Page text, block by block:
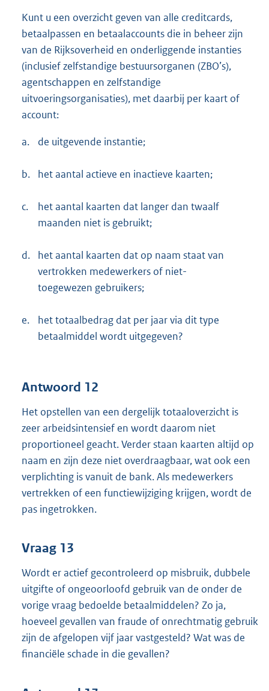
Kunt u een overzicht geven van alle creditcards,
betaalpassen en betaalaccounts die in beheer zijn
van de Rijksoverheid en onderliggende instanties
(inclusief zelfstandige bestuursorganen (ZBO’s),
agentschappen en zelfstandige
uitvoeringsorganisaties), met daarbij per kaart of
account:
a. de uitgevende instantie;
b. het aantal actieve en inactieve kaarten;
c.
het aantal kaarten dat langer dan twaalf
maanden niet is gebruikt;
d.
het aantal kaarten dat op naam staat van
vertrokken medewerkers of niet-
toegewezen gebruikers;
e.
het totaalbedrag dat per jaar via dit type
betaalmiddel wordt uitgegeven?
Antwoord 12
Het opstellen van een dergelijk totaaloverzicht is
zeer arbeidsintensief en wordt daarom niet
proportioneel geacht. Verder staan kaarten altijd op
naam en zijn deze niet overdraagbaar, wat ook een
verplichting is vanuit de bank. Als medewerkers
vertrekken of een functiewijziging krijgen, wordt de
pas ingetrokken.
Vraag 13
Wordt er actief gecontroleerd op misbruik, dubbele
uitgifte of ongeoorloofd gebruik van de onder de
vorige vraag bedoelde betaalmiddelen? Zo ja,
hoeveel gevallen van fraude of onrechtmatig gebruik
zijn de afgelopen vijf jaar vastgesteld? Wat was de
financiële schade in die gevallen?